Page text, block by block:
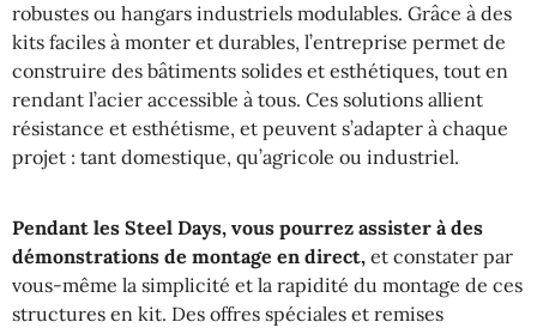
robustes ou hangars industriels modulables. Grâce à des
kits faciles à monter et durables, l’entreprise permet de
construire des bâtiments solides et esthétiques, tout en
rendant l’acier accessible à tous. Ces solutions allient
résistance et esthétisme, et peuvent s’adapter à chaque
projet : tant domestique, qu’agricole ou industriel.
Pendant les Steel Days, vous pourrez assister à des
démonstrations de montage en direct, et constater par
vous-même la simplicité et la rapidité du montage de ces
structures en kit. Des offres spéciales et remises